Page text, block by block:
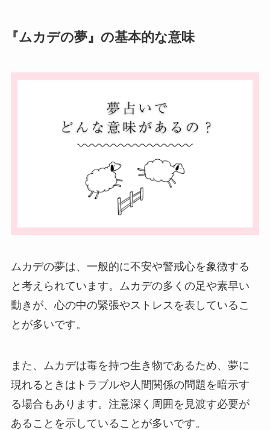
『ムカデの夢』の基本的な意味
ムカデの夢は、一般的に不安や警戒心を象徴する
と考えられています。ムカデの多くの足や素早い
動きが、心の中の緊張やストレスを表しているこ
とが多いです。
また、ムカデは毒を持つ生き物であるため、夢に
現れるときはトラブルや人間関係の問題を暗示す
る場合もあります。注意深く周囲を見渡す必要が
あることを示していることが多いです。